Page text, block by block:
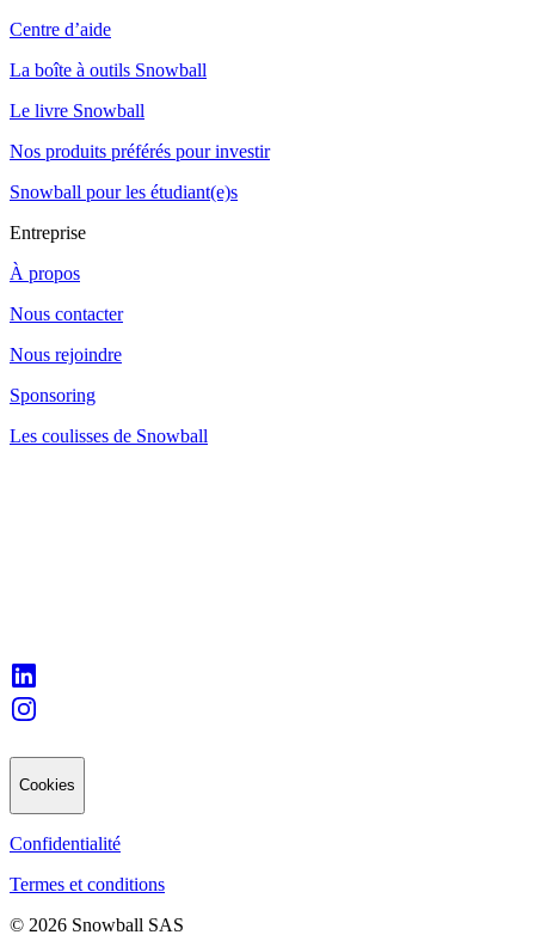
Centre d’aide
La boîte à outils Snowball
Le livre Snowball
Nos produits préférés pour investir
Snowball pour les étudiant(e)s
Entreprise
À propos
Nous contacter
Nous rejoindre
Sponsoring
Les coulisses de Snowball
Cookies
Confidentialité
Termes et conditions
© 2026 Snowball SAS